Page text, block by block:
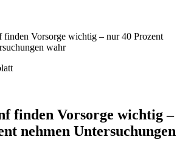
finden Vorsorge wichtig – nur 40 Prozent
wahr
finden Vorsorge wichtig –
nehmen Untersuchungen